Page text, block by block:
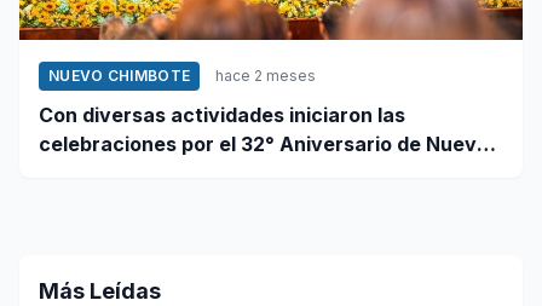
NUEVO CHIMBOTE hace 2 meses
Con diversas actividades iniciaron las
celebraciones por el 32° Aniversario de Nuevo
Más Leídas